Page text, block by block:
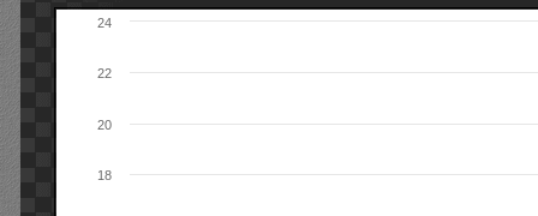
18
20
22
24